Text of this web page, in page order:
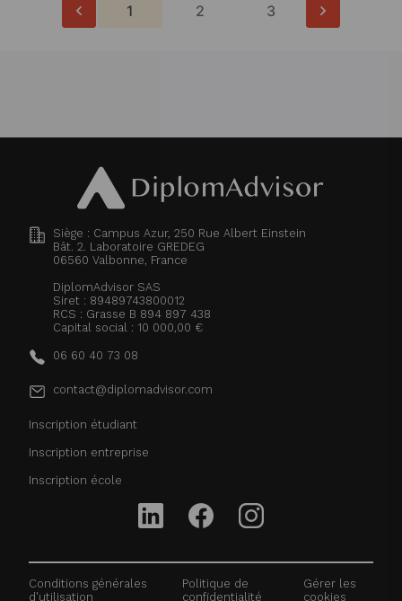
1 2 3
Siège : Campus Azur, 250 Rue Albert Einstein
Bât. 2. Laboratoire GREDEG
06560 Valbonne, France
DiplomAdvisor SAS
Siret : 89489743800012
RCS : Grasse B 894 897 438
Capital social : 10 000,00 €
06 60 40 73 08
contact@diplomadvisor.com
Inscription étudiant
Inscription entreprise
Inscription école
Conditions générales
d'utilisation
Politique de
confidentialité
Gérer les
cookies